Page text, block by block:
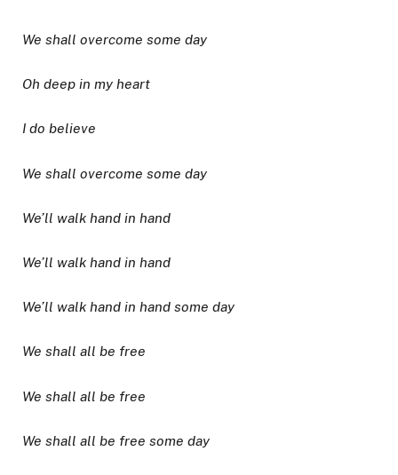
We shall overcome some day
Oh deep in my heart
I do believe
We shall overcome some day
We’ll walk hand in hand
We’ll walk hand in hand
We’ll walk hand in hand some day
We shall all be free
We shall all be free
We shall all be free some day